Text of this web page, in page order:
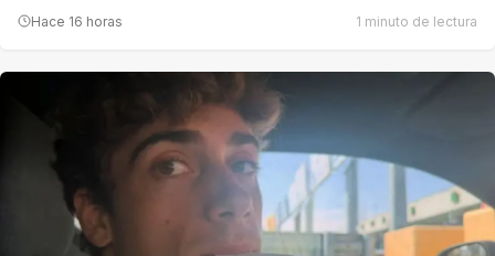
Hace 16 horas 1 minuto de lectura